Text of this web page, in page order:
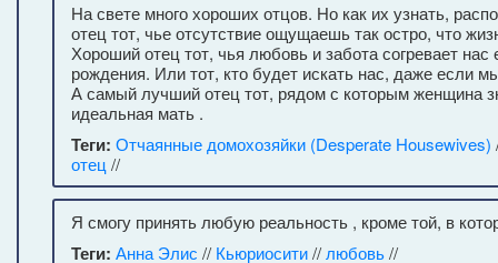
На свете много хороших отцов. Но как их узнать,
отец тот, чье отсутствие ощущаешь так остро, что
Хороший отец тот, чья любовь и забота согревает
рождения. Или тот, кто будет искать нас, даже если
А самый лучший отец тот, рядом с которым женщина
идеальная мать .
Теги: Отчаянные домохозяйки (Desperate Housewives)
отец //
Я смогу принять любую реальность , кроме той, в
Теги: Анна Элис // Кьюриосити// любовь//